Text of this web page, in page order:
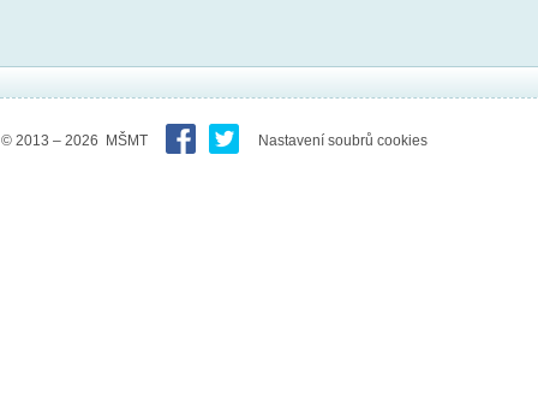
© 2013 – 2026 MŠMT Nastavení soubrů cookies